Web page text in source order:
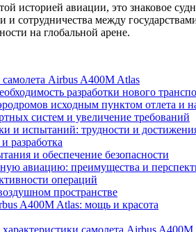
историей авиации, это знаковое
и сотрудничества между
на глобальной арене.
самолета Airbus A400M Atlas
разработки нового
исходным пунктом отлета и
систем и увеличение требований
и испытаний: трудности и
разработка
и обеспечение безопасности
авиацию: преимущества и
операций
пространстве
A400M Atlas: мощь и красота
самолета Airbus A400M